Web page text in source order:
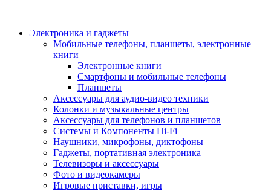
Электроника и гаджеты
Мобильные телефоны, планшеты, электронные
книги
Электронные книги
Смартфоны и мобильные телефоны
Планшеты
Аксессуары для аудио-видео техники
Колонки и музыкальные центры
Аксессуары для телефонов и планшетов
Системы и Компоненты Hi-Fi
Наушники, микрофоны, диктофоны
Гаджеты, портативная электроника
Телевизоры и аксессуары
Фото и видеокамеры
Игровые приставки, игры